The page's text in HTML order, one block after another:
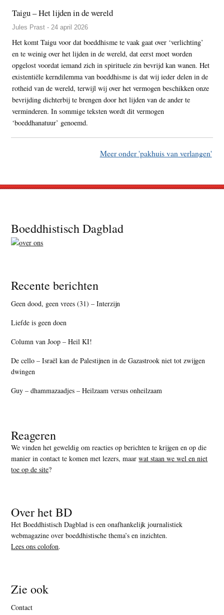
Taigu – Het lijden in de wereld
Jules Prast - 24 april 2026
Het komt Taigu voor dat boeddhisme te vaak gaat over ‘verlichting’
en te weinig over het lijden in de wereld, dat eerst moet worden
opgelost voordat iemand zich in spirituele zin bevrijd kan wanen. Het
existentiële kerndilemma van boeddhisme is dat wij ieder delen in de
rotheid van de wereld, terwijl wij over het vermogen beschikken onze
bevrijding dichterbij te brengen door het lijden van de ander te
verminderen. In sommige teksten wordt dit vermogen
‘boeddhanatuur’ genoemd.
Meer onder 'pakhuis van verlangen'
Footer
Boeddhistisch Dagblad
Recente berichten
Geen dood, geen vrees (31) – Interzijn
Liefde is geen doen
Column van Joop – Heil KI!
De cello – Israël kan de Palestijnen in de Gazastrook niet tot zwijgen
dwingen
Guy – dhammazaadjes – Heilzaam versus onheilzaam
Reageren
We vinden het geweldig om reacties op berichten te krijgen en op die
manier in contact te komen met lezers, maarwat staan we wel en niet
toe op de site?
Over het BD
Het Boeddhistisch Dagblad is een onafhankelijk journalistiek
webmagazine over boeddhistische thema’s en inzichten.
Lees ons colofon.
Zie ook
Contact